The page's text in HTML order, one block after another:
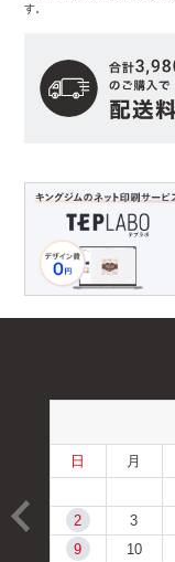
す。
日 月
2
3
9
10